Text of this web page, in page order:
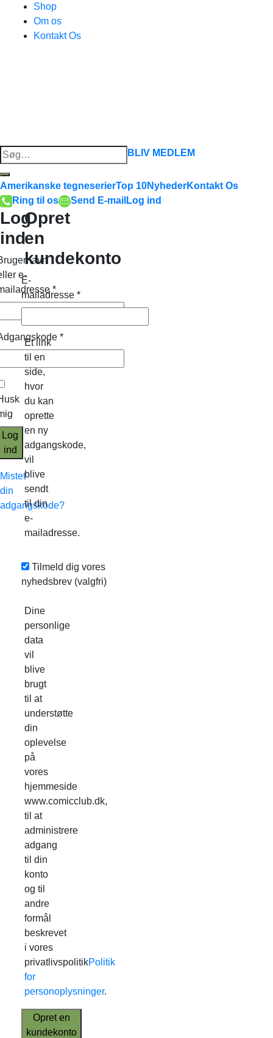
Shop
Om os
Kontakt Os
Søg
efter:
BLIV MEDLEM
Amerikanske tegneserierTop 10NyhederKontakt Os
Ring til os
Send E-mail Log ind
Log
ind
e-
*
*
Log
ind
Mistet
din
adgangskode?
Opret
en
kundekonto
E-
mailadresse *
Et link
til en
side,
hvor
du kan
oprette
en ny
adgangskode,
vil
blive
sendt
til din
e-
mailadresse.
Tilmeld dig vores
nyhedsbrev (valgfri)
Dine
personlige
data
vil
blive
brugt
til at
understøtte
din
oplevelse
på
vores
hjemmeside
www.comicclub.dk,
til at
administrere
adgang
til din
konto
og til
andre
formål
beskrevet
i vores
privatlivspolitikPolitik
for
personoplysninger.
Opret en
kundekonto